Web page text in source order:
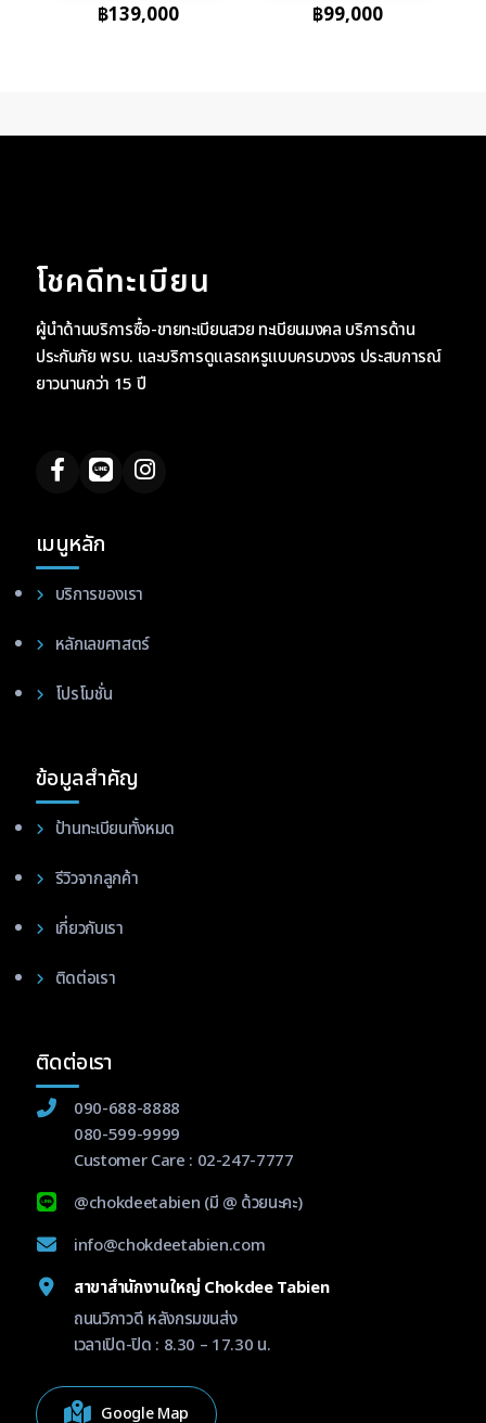
฿139,000 ฿99,000
โชคดีทะเบียน
ผู้นำด้านบริการซื้อ-ขายทะเบียนสวย ทะเบียนมงคล บริการด้าน
ประกันภัย พรบ. และบริการดูแลรถหรูแบบครบวงจร ประสบการณ์
ยาวนานกว่า 15 ปี
เมนูหลัก
บริการของเรา
หลักเลขศาสตร์
โปรโมชั่น
ข้อมูลสำคัญ
ป้านทะเบียนทั้งหมด
รีวิวจากลูกค้า
เกี่ยวกับเรา
ติดต่อเรา
ติดต่อเรา
090-688-8888
080-599-9999
Customer Care : 02-247-7777
@chokdeetabien (มี @ ด้วยนะคะ)
info@chokdeetabien.com
สาขาสำนักงานใหญ่ Chokdee Tabien
ถนนวิภาวดี หลังกรมขนส่ง
เวลาเปิด-ปิด : 8.30 – 17.30 น.
Google Map